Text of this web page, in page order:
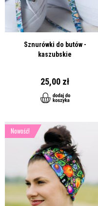
Sznurówki do butów -
kaszubskie
25,00 zł
Nowość!